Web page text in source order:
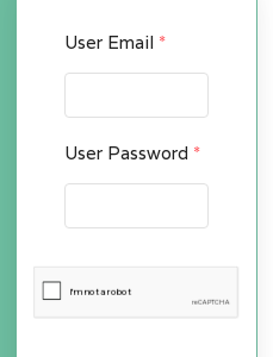
User Email *
User Password *